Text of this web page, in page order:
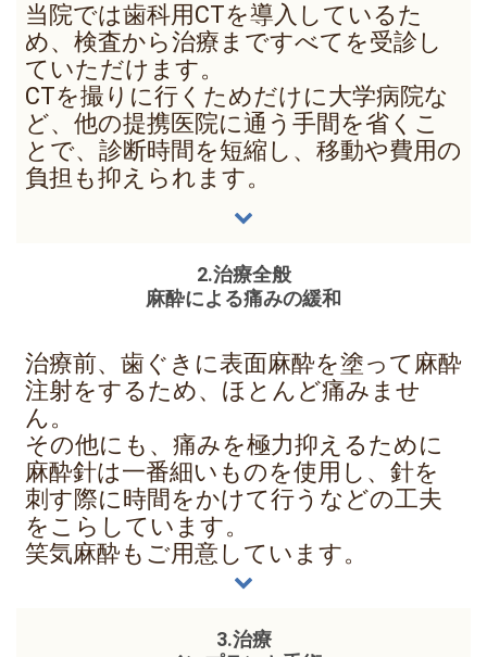
当院では歯科用CTを導入しているた
め、検査から治療まですべてを受診し
ていただけます。
CTを撮りに行くためだけに大学病院な
ど、他の提携医院に通う手間を省くこ
とで、診断時間を短縮し、移動や費用の
負担も抑えられます。
2.治療全般
麻酔による痛みの緩和
治療前、歯ぐきに表面麻酔を塗って麻酔
注射をするため、ほとんど痛みませ
ん。
その他にも、痛みを極力抑えるために
麻酔針は一番細いものを使用し、針を
刺す際に時間をかけて行うなどの工夫
をこらしています。
笑気麻酔もご用意しています。
3.治療